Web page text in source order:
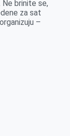
Ne brinite se,
za sat
–